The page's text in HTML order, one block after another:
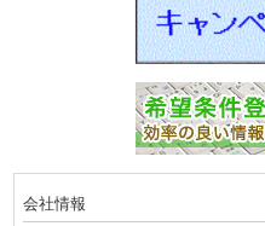
会社情報